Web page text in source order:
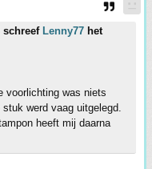
schreef Lenny77 het
voorlichting was niets
werd vaag uitgelegd.
heeft mij daarna